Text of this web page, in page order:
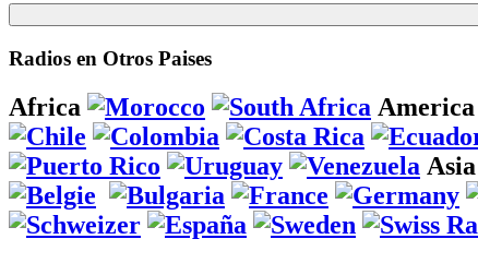
Radios en Otros Paises
Africa America
Asia